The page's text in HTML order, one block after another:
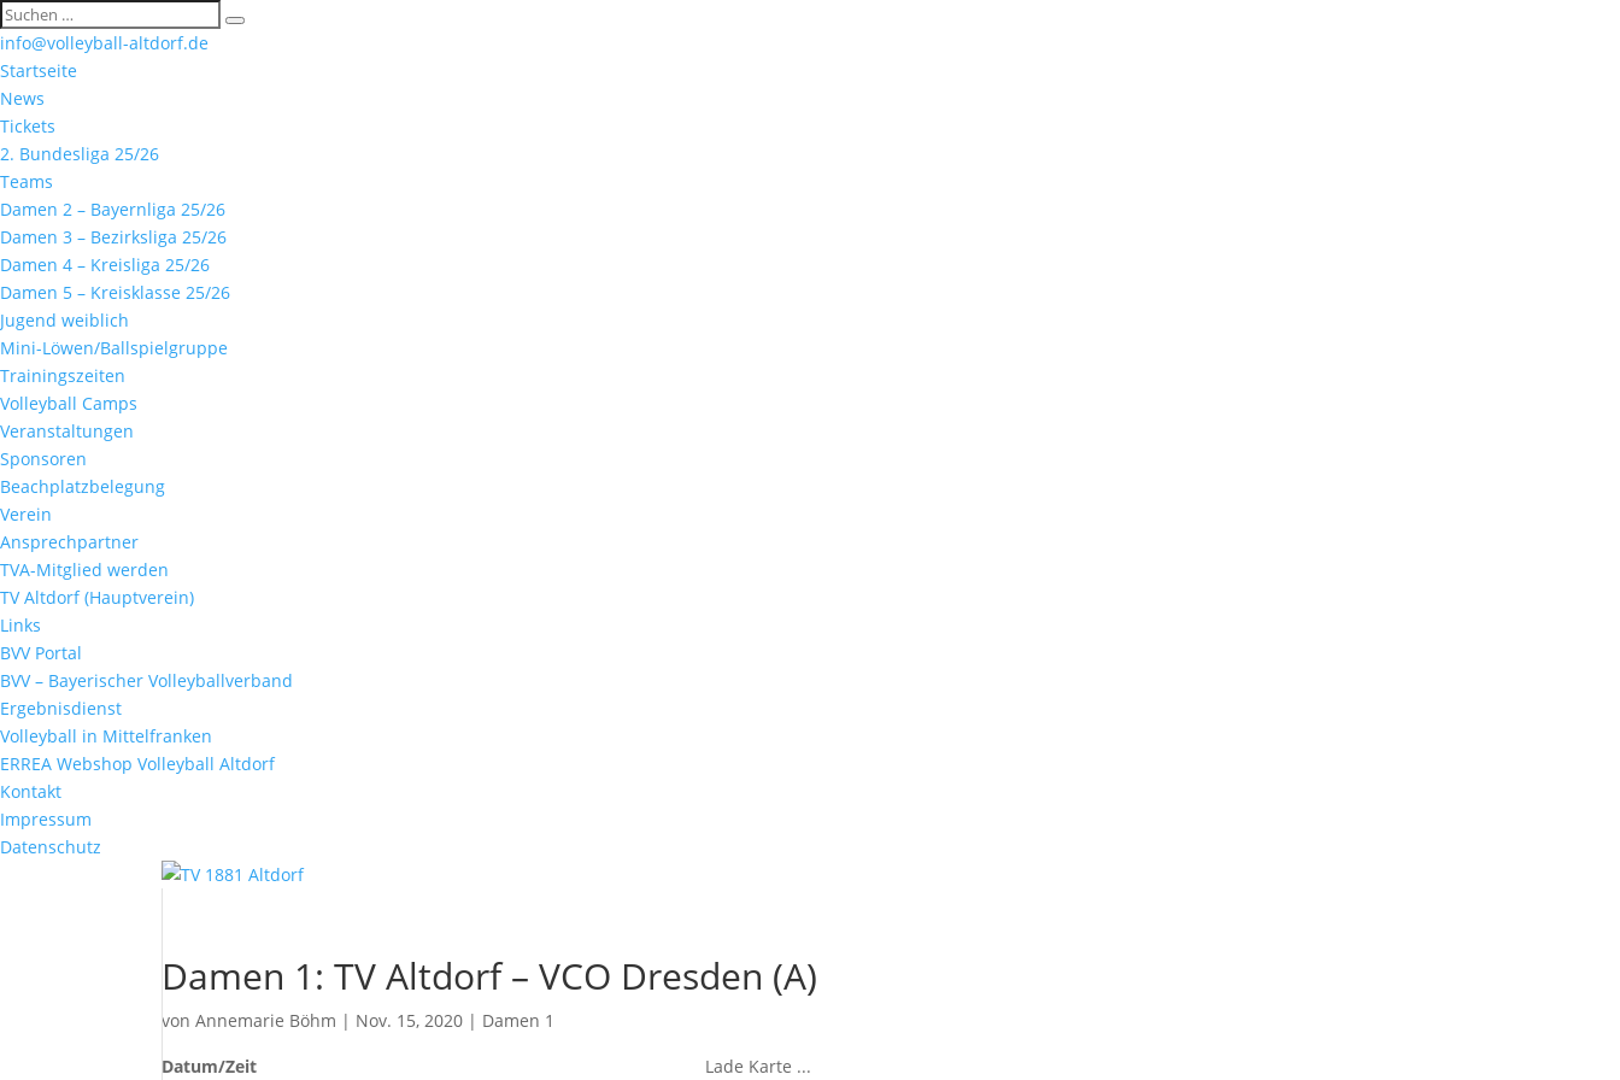
info@volleyball-altdorf.de
Startseite
News
Tickets
2. Bundesliga 25/26
Teams
Damen 2 – Bayernliga 25/26
Damen 3 – Bezirksliga 25/26
Damen 4 – Kreisliga 25/26
Damen 5 – Kreisklasse 25/26
Jugend weiblich
Mini-Löwen/Ballspielgruppe
Trainingszeiten
Volleyball Camps
Veranstaltungen
Sponsoren
Beachplatzbelegung
Verein
Ansprechpartner
TVA-Mitglied werden
TV Altdorf (Hauptverein)
Links
BVV Portal
BVV – Bayerischer Volleyballverband
Ergebnisdienst
Volleyball in Mittelfranken
ERREA Webshop Volleyball Altdorf
Kontakt
Impressum
Datenschutz
Damen 1: TV Altdorf – VCO Dresden (A)
vonAnnemarie Böhm | Nov. 15, 2020 | Damen 1
Lade Karte ...
Datum/Zeit